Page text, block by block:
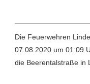
Die Feuerwehren
07.08.2020 um 01:09
die Beerentalstraße in